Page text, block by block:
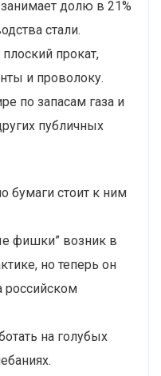
долю в 21%
стали.
прокат,
и проволоку.
по запасам газа и
публичных
бумаги стоит к ним
фишки” возник в
но теперь он
российском
на голубых